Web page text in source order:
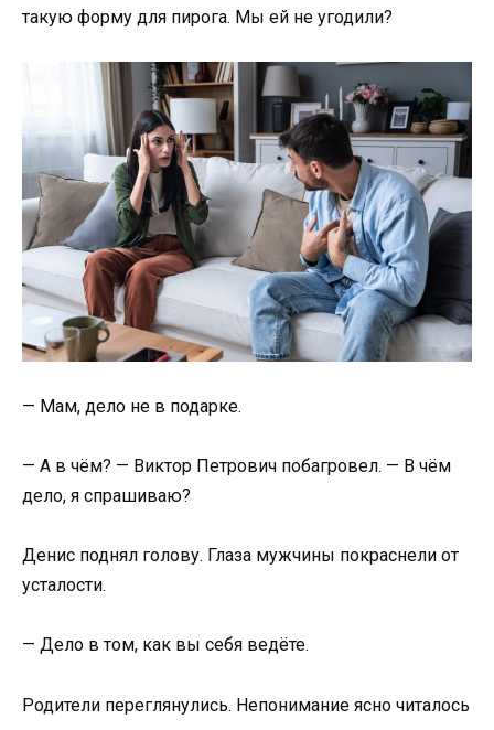
такую форму для пирога. Мы ей не угодили?
— Мам, дело не в подарке.
— А в чём? — Виктор Петрович побагровел. — В чём
дело, я спрашиваю?
Денис поднял голову. Глаза мужчины покраснели от
усталости.
— Дело в том, как вы себя ведёте.
Родители переглянулись. Непонимание ясно читалось